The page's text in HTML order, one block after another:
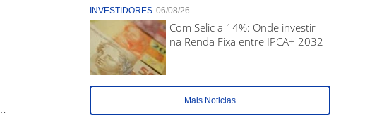
INVESTIDORES 06/08/26
Com Selic a 14%: Onde investir
na Renda Fixa entre IPCA+ 2032
Mais Noticias